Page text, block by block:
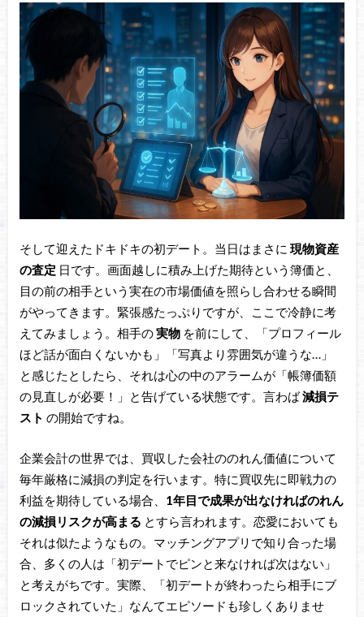
そして迎えたドキドキの初デート。当日はまさに 現物資産
の査定 日です。画面越しに積み上げた期待という簿価と、
目の前の相手という実在の市場価値を照らし合わせる瞬間
がやってきます。緊張感たっぷりですが、ここで冷静に考
えてみましょう。相手の実物を前にして、「プロフィール
ほど話が面白くないかも」「写真より雰囲気が違うな…」
と感じたとしたら、それは心の中のアラームが「帳簿価額
の見直しが必要！」と告げている状態です。言わば減損テ
スト の開始ですね。
企業会計の世界では、買収した会社ののれん価値について
毎年厳格に減損の判定を行います。特に買収先に即戦力の
利益を期待している場合、 1年目で成果が出なければのれん
の減損リスクが高まる とすら言われます。恋愛においても
それは似たようなもの。マッチングアプリで知り合った場
合、多くの人は「初デートでピンと来なければ次はない」
と考えがちです。実際、「初デートが終わったら相手にブ
ロックされていた」なんてエピソードも珍しくありませ